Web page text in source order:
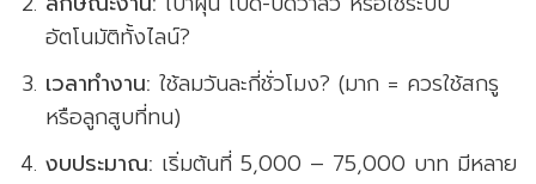
อัตโนมัติทั้งไลน์?
เวลาทำงาน: ใช้ลมวันละกี่ชั่วโมง? (มาก = ควรใช้สกรู
หรือลูกสูบที่ทน)
งบประมาณ: เริ่มต้นที่ 5,000 – 75,000 บาท มีหลาย